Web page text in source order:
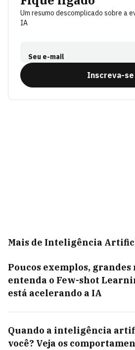
Um resumo descomplicado sobre a
IA
Seu e-mail
Inscreva-se
Mais de Inteligência
Poucos exemplos,
entenda o Few-shot
está acelerando a IA
Quando a inteligência
você? Veja os